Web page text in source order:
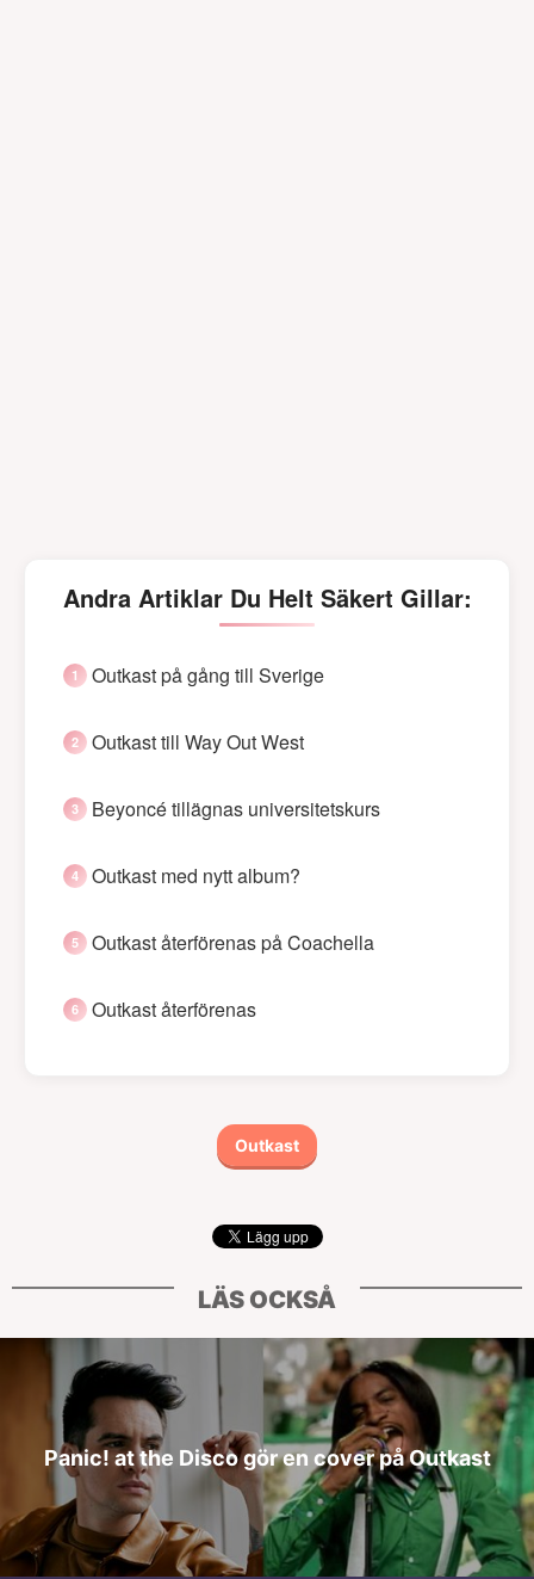
Andra Artiklar Du Helt Säkert Gillar:
Outkast på gång till Sverige
Outkast till Way Out West
Beyoncé tillägnas universitetskurs
Outkast med nytt album?
Outkast återförenas på Coachella
Outkast återförenas
Outkast
LÄS OCKSÅ
Panic! at the Disco gör en cover på Outkast